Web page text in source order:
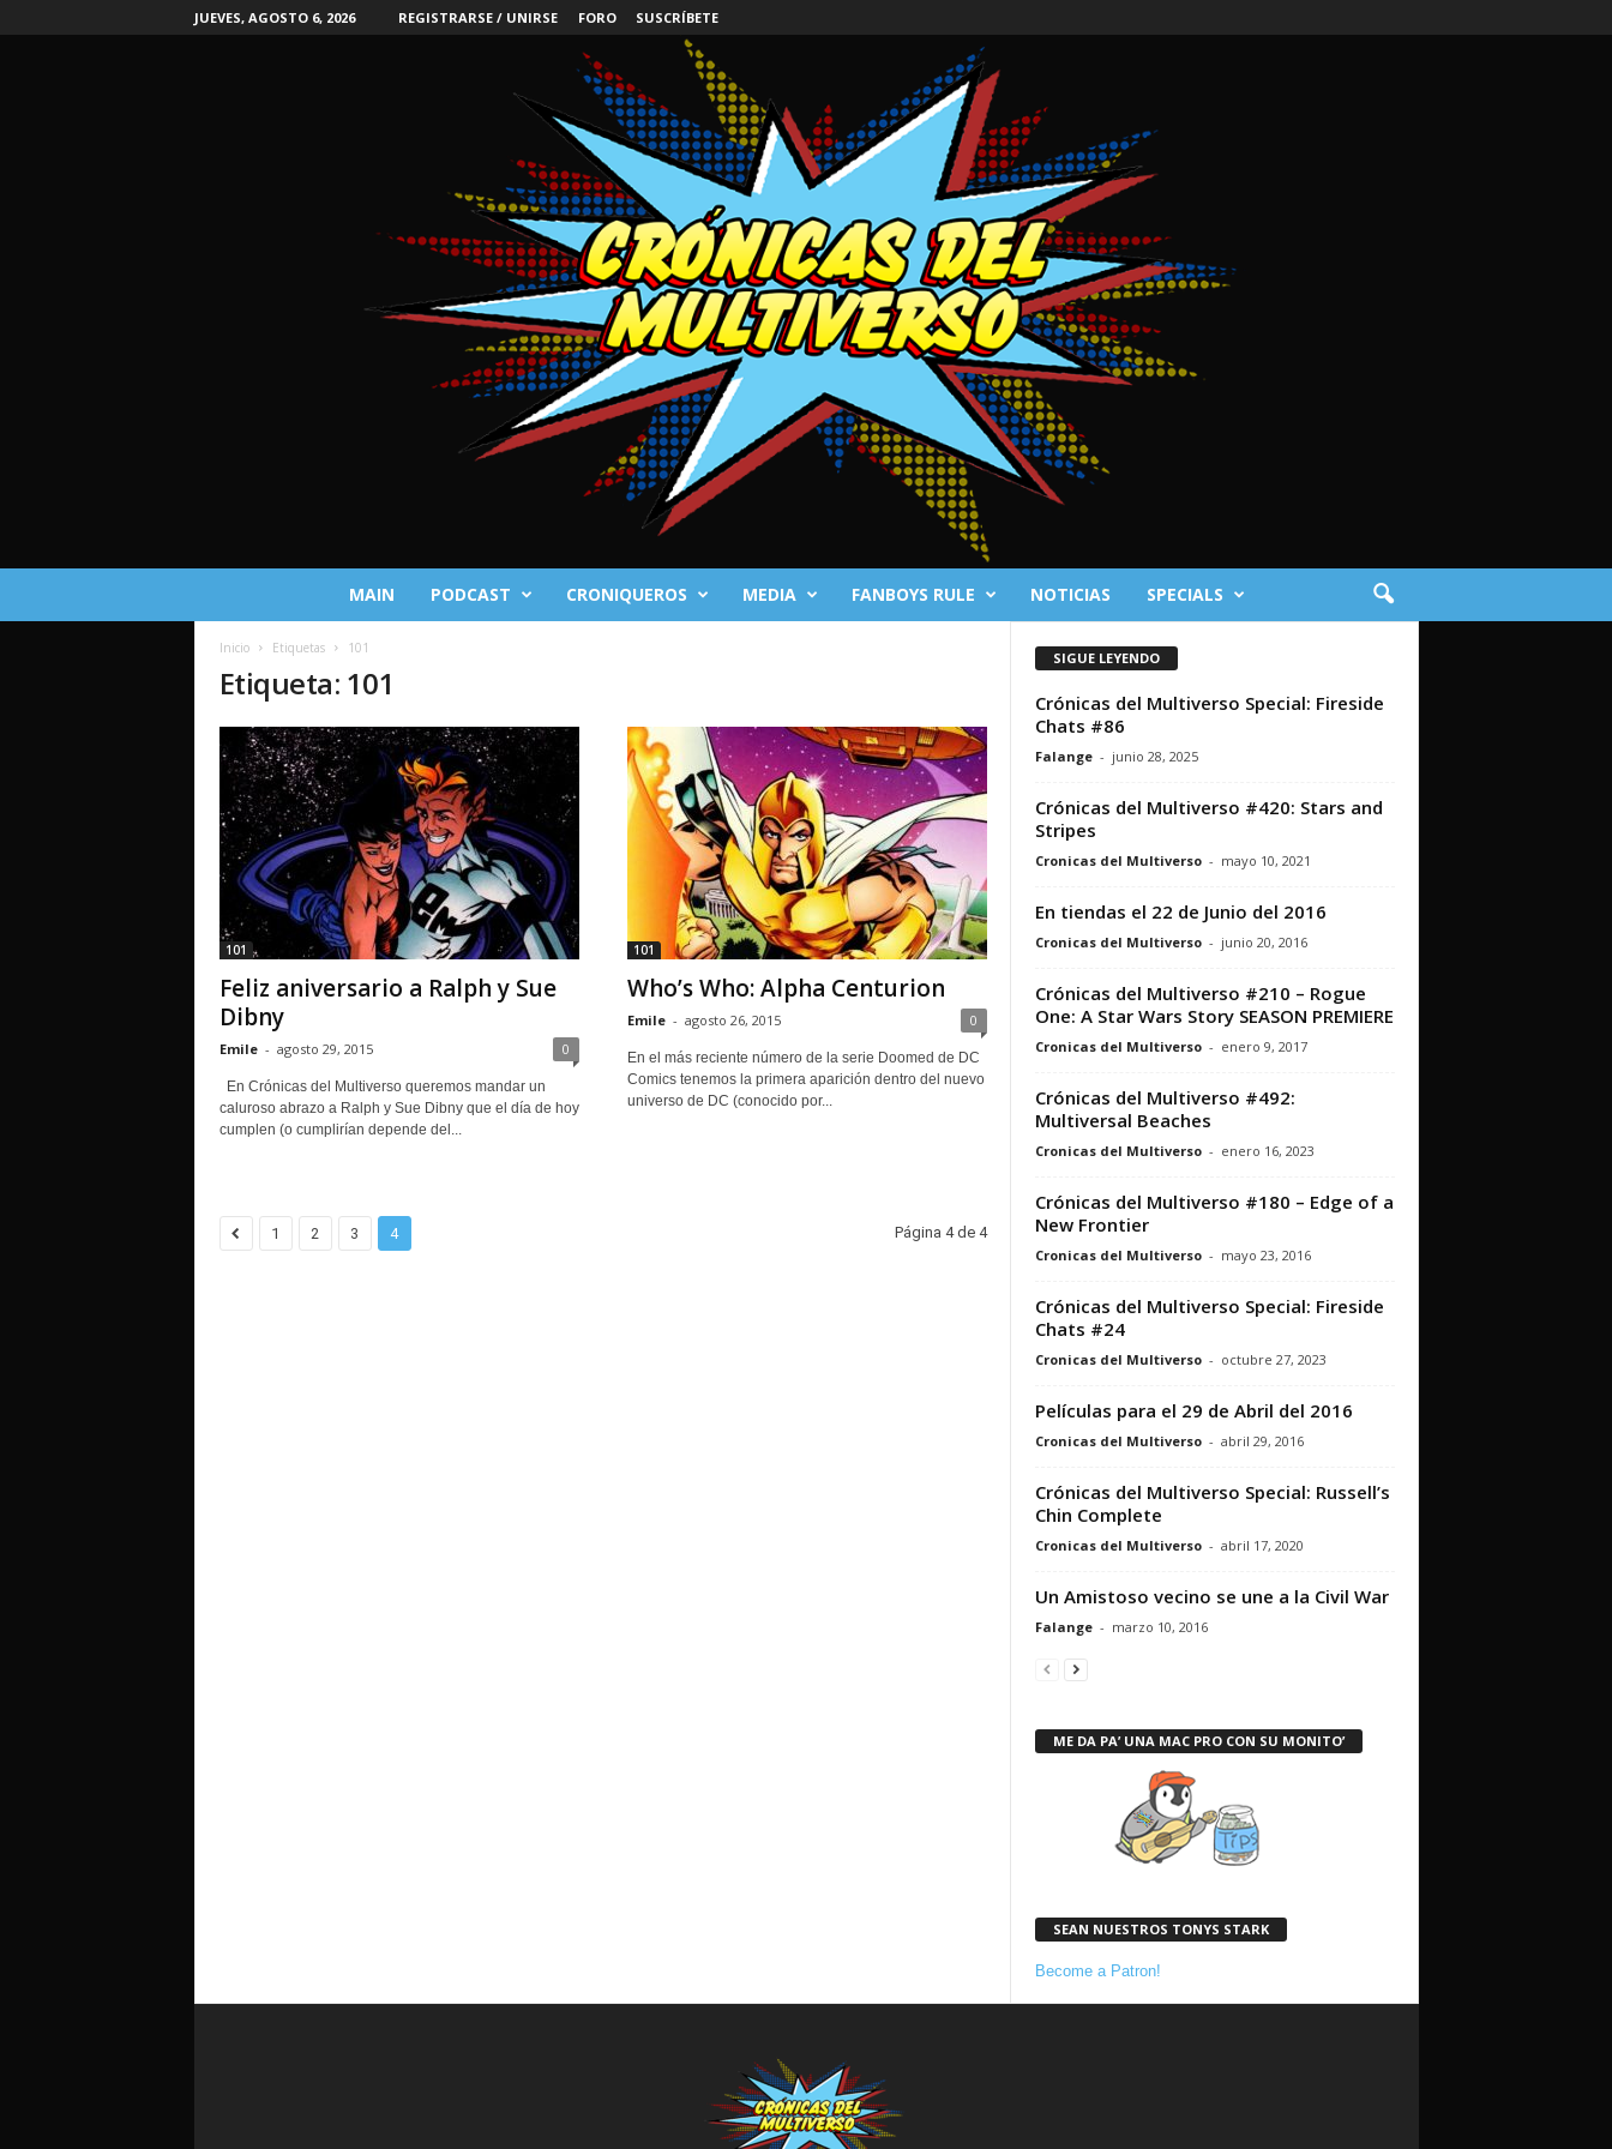
JUEVES, AGOSTO 6, 2026 REGISTRARSE / UNIRSE FORO SUSCRÍBETE
MAIN PODCAST CRONIQUEROS MEDIA FANBOYS RULE NOTICIAS SPECIALS
Inicio Etiquetas 101
Etiqueta: 101
101
Feliz aniversario a Ralph y Sue
Dibny
Emile - agosto 29, 2015 0
En Crónicas del Multiverso queremos mandar un
caluroso abrazo a Ralph y Sue Dibny que el día de hoy
cumplen (o cumplirían depende del...
101
Who’s Who: Alpha Centurion
Emile - agosto 26, 2015 0
En el más reciente número de la serie Doomed de DC
Comics tenemos la primera aparición dentro del nuevo
universo de DC (conocido por...
1 2 3 4 Página 4 de 4
SIGUE LEYENDO
Crónicas del Multiverso Special: Fireside
Chats #86
Falange - junio 28, 2025
Crónicas del Multiverso #420: Stars and
Stripes
Cronicas del Multiverso - mayo 10, 2021
En tiendas el 22 de Junio del 2016
Cronicas del Multiverso - junio 20, 2016
Crónicas del Multiverso #210 – Rogue
One: A Star Wars Story SEASON PREMIERE
Cronicas del Multiverso - enero 9, 2017
Crónicas del Multiverso #492:
Multiversal Beaches
Cronicas del Multiverso - enero 16, 2023
Crónicas del Multiverso #180 – Edge of a
New Frontier
Cronicas del Multiverso - mayo 23, 2016
Crónicas del Multiverso Special: Fireside
Chats #24
Cronicas del Multiverso - octubre 27, 2023
Películas para el 29 de Abril del 2016
Cronicas del Multiverso - abril 29, 2016
Crónicas del Multiverso Special: Russell’s
Chin Complete
Cronicas del Multiverso - abril 17, 2020
Un Amistoso vecino se une a la Civil War
Falange - marzo 10, 2016
ME DA PA’ UNA MAC PRO CON SU MONITO’
SEAN NUESTROS TONYS STARK
Become a Patron!